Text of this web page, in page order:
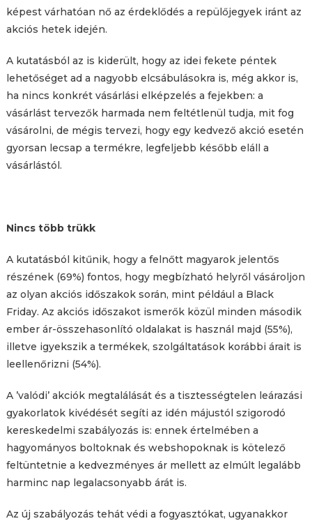
képest várhatóan nő az érdeklődés a repülőjegyek iránt az
akciós hetek idején.
A kutatásból az is kiderült, hogy az idei fekete péntek
lehetőséget ad a nagyobb elcsábulásokra is, még akkor is,
ha nincs konkrét vásárlási elképzelés a fejekben: a
vásárlást tervezők harmada nem feltétlenül tudja, mit fog
vásárolni, de mégis tervezi, hogy egy kedvező akció esetén
gyorsan lecsap a termékre, legfeljebb később eláll a
vásárlástól.
Nincs több trükk
A kutatásból kitűnik, hogy a felnőtt magyarok jelentős
részének (69%) fontos, hogy megbízható helyről vásároljon
az olyan akciós időszakok során, mint például a Black
Friday. Az akciós időszakot ismerők közül minden második
ember ár-összehasonlító oldalakat is használ majd (55%),
illetve igyekszik a termékek, szolgáltatások korábbi árait is
leellenőrizni (54%).
A ’valódi’ akciók megtalálását és a tisztességtelen leárazási
gyakorlatok kivédését segíti az idén májustól szigorodó
kereskedelmi szabályozás is: ennek értelmében a
hagyományos boltoknak és webshopoknak is kötelező
feltüntetnie a kedvezményes ár mellett az elmúlt legalább
harminc nap legalacsonyabb árát is.
Az új szabályozás tehát védi a fogyasztókat, ugyanakkor